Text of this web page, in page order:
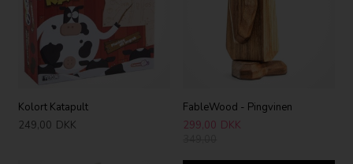
Kolort Katapult
249,00 DKK
FableWood - Pingvinen
299,00 DKK